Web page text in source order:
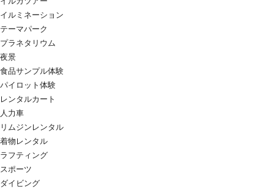
イルミネーション
テーマパーク
プラネタリウム
夜景
食品サンプル体験
パイロット体験
レンタルカート
人力車
リムジンレンタル
着物レンタル
ラフティング
スポーツ
ダイビング